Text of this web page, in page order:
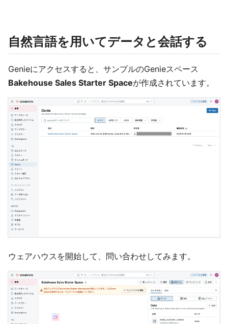
自然言語を用いてデータと会話する
Genieにアクセスすると、サンプルのGenieスペース
Bakehouse Sales Starter Spaceが作成されています。
ウェアハウスを開始して、問い合わせしてみます。